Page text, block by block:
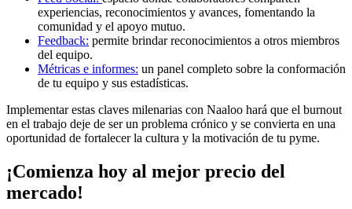
experiencias, reconocimientos y avances, fomentando la
comunidad y el apoyo mutuo.
Feedback: permite brindar reconocimientos a otros miembros
del equipo.
Métricas e informes: un panel completo sobre la conformación
de tu equipo y sus estadísticas.
Implementar estas claves milenarias con Naaloo hará que el burnout
en el trabajo deje de ser un problema crónico y se convierta en una
oportunidad de fortalecer la cultura y la motivación de tu pyme.
¡Comienza hoy al mejor precio del
mercado!